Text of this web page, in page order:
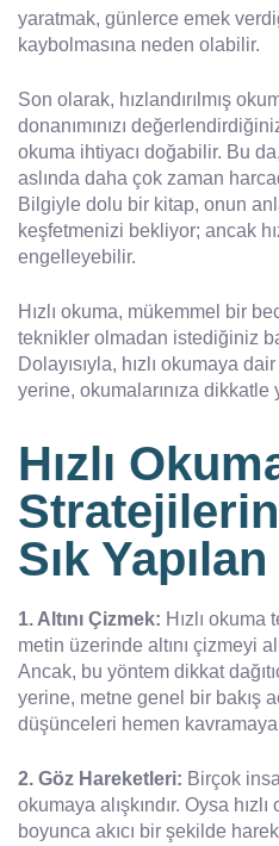
yaratmak, günlerce emek
kaybolmasına neden olabilir.
Son olarak, hızlandırılmış
donanımınızı
okuma ihtiyacı doğabilir. Bu da,
aslında daha çok zaman
Bilgiyle dolu bir kitap, onun
keşfetmenizi bekliyor; ancak
engelleyebilir.
Hızlı okuma, mükemmel bir
teknikler olmadan istediğiniz
Dolayısıyla, hızlı okumaya
yerine, okumalarınıza dikkatle
Hızlı
Sık
1. Altını Çizmek: Hızlı
metin üzerinde altını çizmeyi
Ancak, bu yöntem dikkat
yerine, metne genel bir bakış
düşünceleri hemen kavramaya
2. Göz Hareketleri: Birçok
okumaya alışkındır. Oysa
boyunca akıcı bir şekilde